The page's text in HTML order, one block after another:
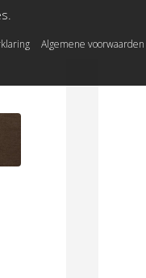
Algemene voorwaarden